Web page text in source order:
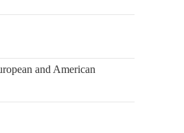
and American